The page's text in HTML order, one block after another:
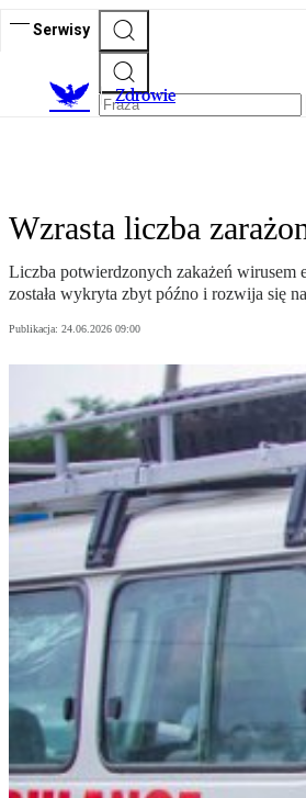
Serwisy
Zdrowie
Wzrasta liczba
Liczba potwierdzonych zakażeń wirusem
została wykryta zbyt późno i rozwija się
Publikacja: 24.06.2026 09:00